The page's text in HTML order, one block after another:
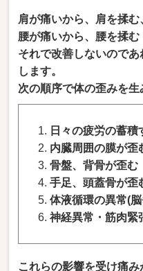
肩が痛いから、肩を揉む
腰が痛いから、腰を揉む
それで改善しないので
します。
次の順序で体の歪みを
日々の疲労の蓄積
内臓周囲の膜が歪
骨盤、背骨が歪む
手足、頭蓋骨が歪
体液循環の異常(
神経異常・筋肉緊
これらの影響を受け痛み